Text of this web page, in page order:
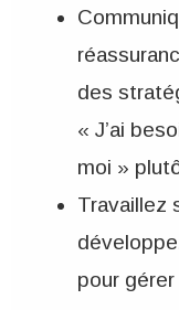
des
« J’ai
moi »
Travaillez
pour